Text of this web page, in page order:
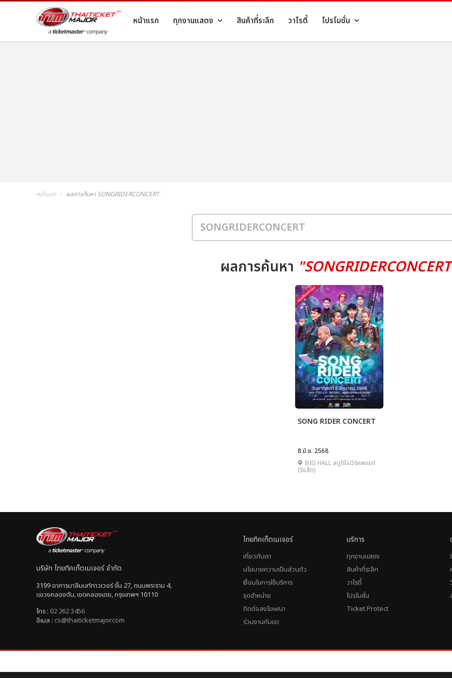
หน้าแรก ทุกงานแสดง สินค้าที่ระลึก วาไรตี้ โปรโมชั่น
หน้าแรก ผลการค้นหา SONGRIDERCONCERT
ผลการค้นหา
SONG RIDER CONCERT
8 มิ.ย. 2568
BIG HALL สตูดิโอเวิร์คพอยท์
(รังสิต)
บริษัท ไทยทิคเก็ตเมเจอร์ จำกัด
3199 อาคารมาลีนนท์ทาวเวอร์ ชั้น 27, ถนนพระราม 4,
แขวงคลองตัน, เขตคลองเตย, กรุงเทพฯ 10110
โทร : 02 262 3456
อีเมล : cs@thaiticketmajor.com
ไทยทิคเก็ตเมเจอร์
เกี่ยวกับเรา
นโยบายความเป็นส่วนตัว
เงื่อนไขการใช้บริการ
จุดจำหน่าย
ติดต่อลงโฆษณา
ร่วมงานกับเรา
บริการ
ทุกงานแสดง
สินค้าที่ระลึก
วาไรตี้
โปรโมชั่น
Ticket Protect